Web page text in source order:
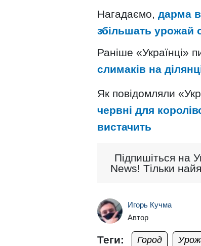
Нагадаємо, дарма
збільшать урожай
Раніше «Українці»
слимаків на
Як повідомляли
червні для
вистачить
Підпишіться на
News! Тільки
Игорь Кучма
Автор
Теги: Город